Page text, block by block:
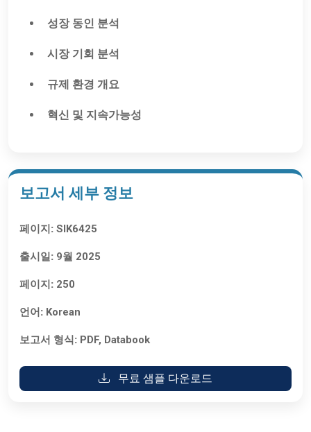
성장 동인 분석
시장 기회 분석
규제 환경 개요
혁신 및 지속가능성
보고서 세부 정보
페이지: SIK6425
출시일: 9월 2025
페이지: 250
언어: Korean
보고서 형식: PDF, Databook
무료 샘플 다운로드